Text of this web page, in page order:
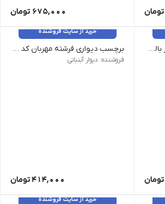
تومان 675,000 تومان
برچسب دیواری فیل و زرافه در بالن کد 1571
تومان
خرید از سایت فروشنده
برچسب دیواری فرشته مهربان کد 1570 وزن 120 گرم سایز: ارتفاع هر فرشته 35 سانت می باشد رنگ رنگبندی غیر قابل تغییر هست
فروشنده: دیوار آبنباتی
414,000تومان
خرید از سایت فروشنده